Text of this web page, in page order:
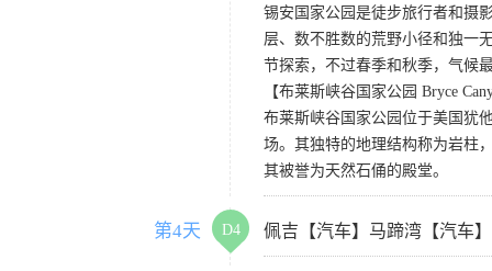
锡安国家公园是徒步旅行者和摄
层、数不胜数的荒野小径和独一
节探索，不过春季和秋季，气候
【布莱斯峡谷国家公园 Bryce
布莱斯峡谷国家公园位于美国犹
场。其独特的地理结构称为岩柱
其被誉为天然石俑的殿堂。
第4天 D4 佩吉【汽车】马蹄湾【汽车